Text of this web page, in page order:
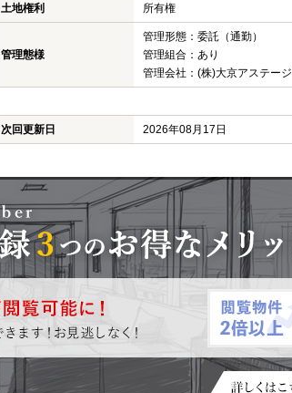
土地権利 所有権
管理態様
管理形態：委託（通勤）
管理組合：あり
管理会社：(株)大京アステージ
次回更新日
2026年08月17日